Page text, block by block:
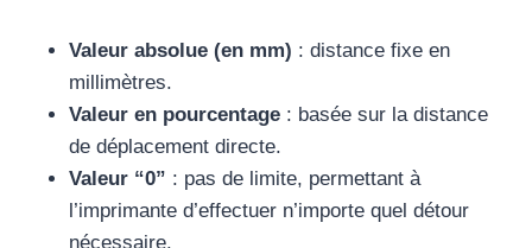
Valeur absolue (en mm) : distance fixe en
millimètres.
Valeur en pourcentage : basée sur la distance
de déplacement directe.
Valeur “0” : pas de limite, permettant à
l’imprimante d’effectuer n’importe quel détour
nécessaire.